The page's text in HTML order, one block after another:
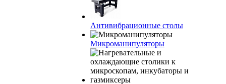
Антивибрационные столы
Микроманипуляторы